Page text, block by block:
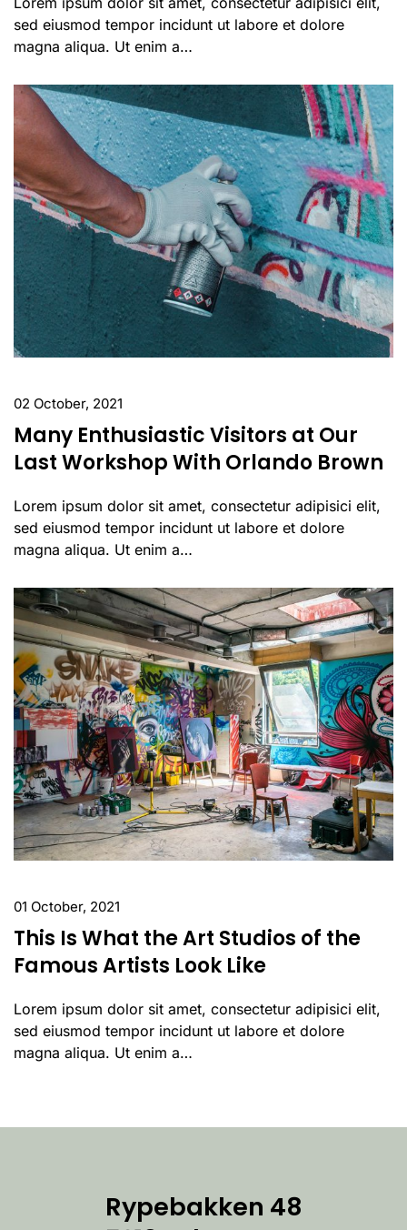
sed eiusmod tempor incidunt ut labore et dolore
magna aliqua. Ut enim a…
02 October, 2021
Many Enthusiastic Visitors at Our
Last Workshop With Orlando Brown
Lorem ipsum dolor sit amet, consectetur adipisici elit,
sed eiusmod tempor incidunt ut labore et dolore
magna aliqua. Ut enim a…
01 October, 2021
This Is What the Art Studios of the
Famous Artists Look Like
Lorem ipsum dolor sit amet, consectetur adipisici elit,
sed eiusmod tempor incidunt ut labore et dolore
magna aliqua. Ut enim a…
Rypebakken 48